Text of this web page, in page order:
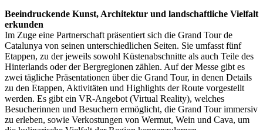
Beeindruckende Kunst, Architektur und landschaftliche Vielfalt
erkunden
Im Zuge eine Partnerschaft präsentiert sich die Grand Tour de
Catalunya von seinen unterschiedlichen Seiten. Sie umfasst fünf
Etappen, zu der jeweils sowohl Küstenabschnitte als auch Teile des
Hinterlands oder der Bergregionen zählen. Auf der Messe gibt es
zwei tägliche Präsentationen über die Grand Tour, in denen Details
zu den Etappen, Aktivitäten und Highlights der Route vorgestellt
werden. Es gibt ein VR-Angebot (Virtual Reality), welches
Besucherinnen und Besuchern ermöglicht, die Grand Tour immersiv
zu erleben, sowie Verkostungen von Wermut, Wein und Cava, um